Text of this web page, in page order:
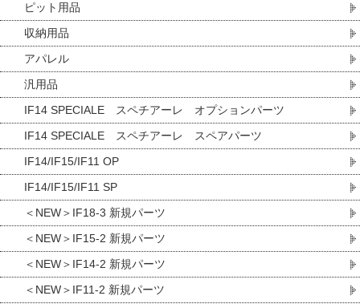
ピット用品
収納用品
アパレル
汎用品
IF14 SPECIALE スペチアーレ オプションパーツ
IF14 SPECIALE スペチアーレ スペアパーツ
IF14/IF15/IF11 OP
IF14/IF15/IF11 SP
＜NEW＞IF18-3 新規パーツ
＜NEW＞IF15-2 新規パーツ
＜NEW＞IF14-2 新規パーツ
＜NEW＞IF11-2 新規パーツ